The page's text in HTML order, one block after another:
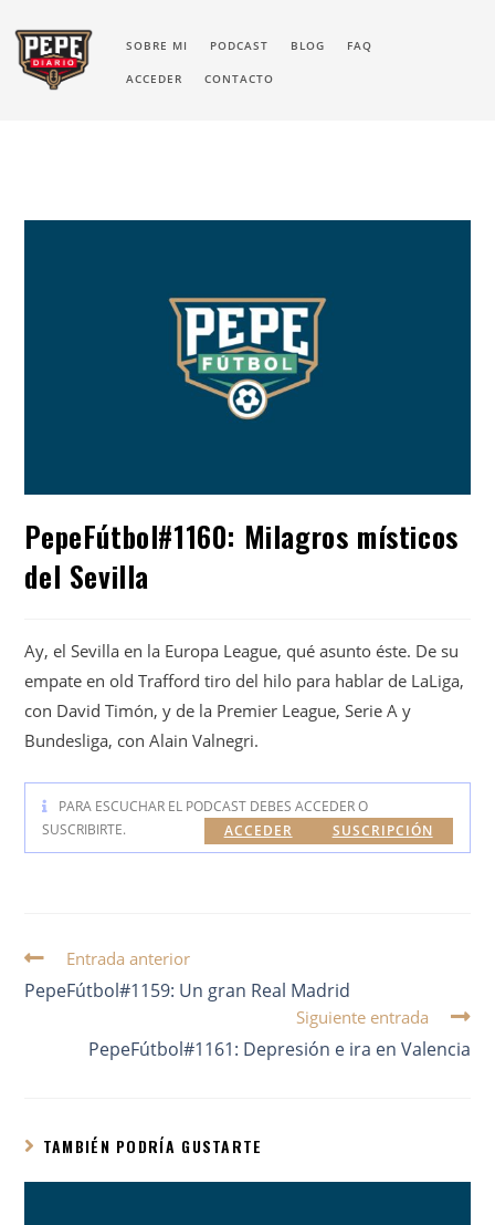
SOBRE MI PODCAST BLOG FAQ
ACCEDER CONTACTO
PepeFútbol#1160: Milagros místicos
del Sevilla
Ay, el Sevilla en la Europa League, qué asunto éste. De su
empate en old Trafford tiro del hilo para hablar de LaLiga,
con David Timón, y de la Premier League, Serie A y
Bundesliga, con Alain Valnegri.
PARA ESCUCHAR EL PODCAST DEBES ACCEDER O
SUSCRIBIRTE.
SUSCRIPCIÓN
ACCEDER
Entrada anterior
PepeFútbol#1159: Un gran Real Madrid
Siguiente entrada
PepeFútbol#1161: Depresión e ira en Valencia
TAMBIÉN PODRÍA GUSTARTE